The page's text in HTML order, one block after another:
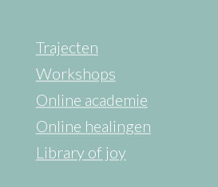
Trajecten
Workshops
Online academie
Online healingen
Library of joy